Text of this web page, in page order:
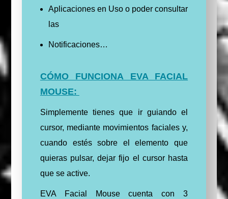
Aplicaciones en Uso o poder consultar
las
Notificaciones…
CÓMO FUNCIONA EVA FACIAL
MOUSE:
Simplemente tienes que ir guiando el
cursor, mediante movimientos faciales y,
cuando estés sobre el elemento que
quieras pulsar, dejar fijo el cursor hasta
que se active.
EVA Facial Mouse cuenta con 3